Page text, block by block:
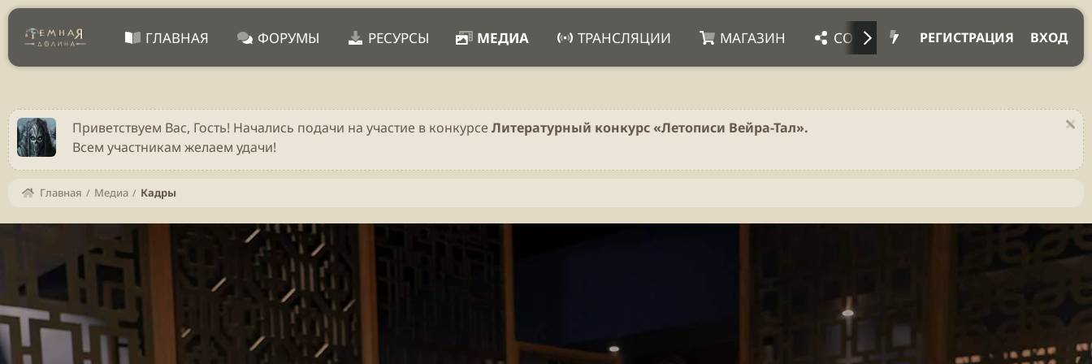
ГЛАВНАЯ ФОРУМЫ РЕСУРСЫ МЕДИА ТРАНСЛЯЦИИ МАГАЗИН СОЦ. СЕТИ ПРОЧЕЕ ВХОД
РЕГИСТРАЦИЯ
Приветствуем Вас, Гость! Начались подачи на участие в конкурсе Литературный конкурс «Летописи Вейра-Тал».
Всем участникам желаем удачи!
Главная Медиа Кадры